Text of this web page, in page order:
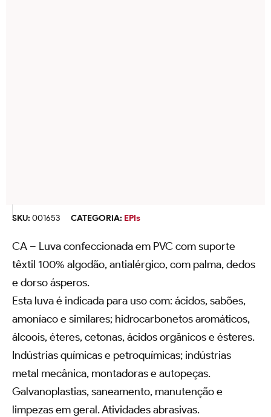
SKU: 001653 CATEGORIA: EPIs
CA – Luva confeccionada em PVC com suporte
têxtil 100% algodão, antialérgico, com palma, dedos
e dorso ásperos.
Esta luva é indicada para uso com: ácidos, sabões,
amoníaco e similares; hidrocarbonetos aromáticos,
álcoois, éteres, cetonas, ácidos orgânicos e ésteres.
Indústrias químicas e petroquímicas; indústrias
metal mecânica, montadoras e autopeças.
Galvanoplastias, saneamento, manutenção e
limpezas em geral. Atividades abrasivas.